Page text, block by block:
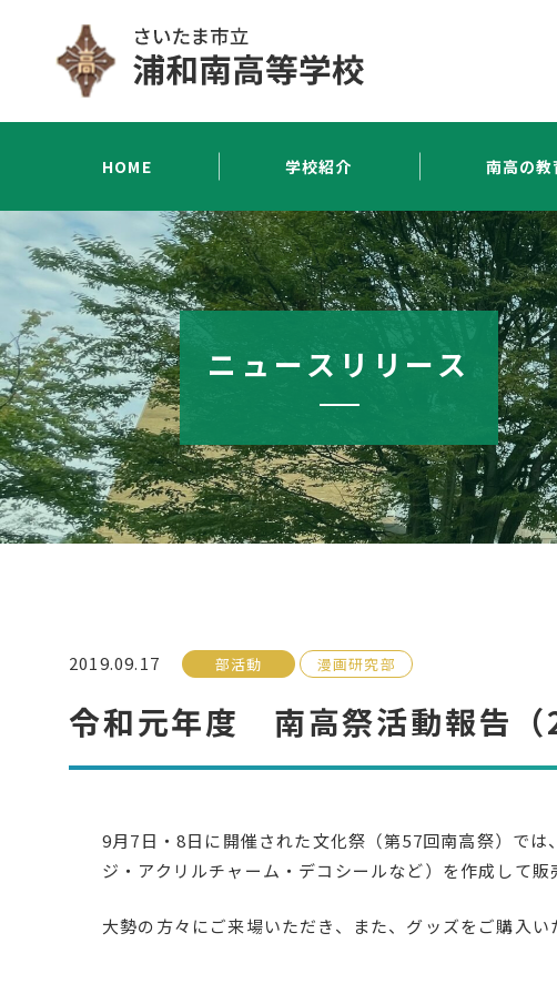
HOME 学校紹介 南高の教
ニュースリリース
2019.09.17 部活動 漫画研究部
令和元年度 南高祭活動報告（
9月7日・8日に開催された文化祭（第57回南高祭）で
ジ・アクリルチャーム・デコシールなど）を作成して販
大勢の方々にご来場いただき、また、グッズをご購入い